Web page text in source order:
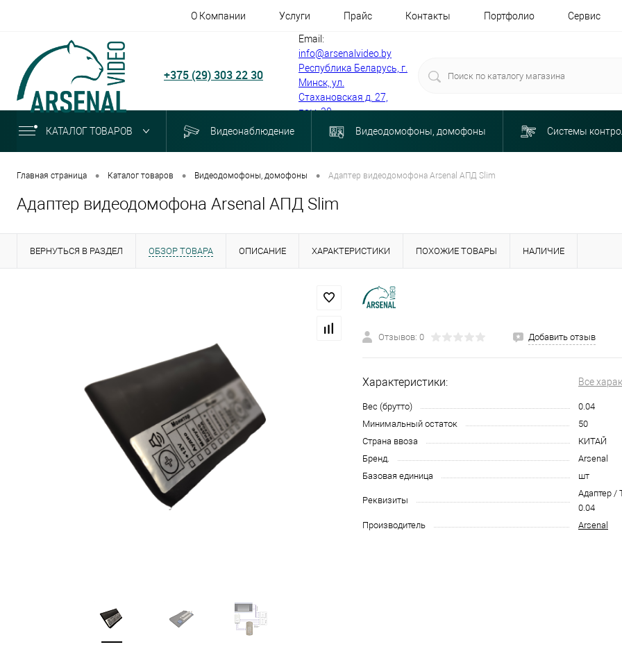
О Компании Услуги Прайс Контакты Портфолио Сервис
+375 (29) 303 22 30
Email:
info@arsenalvideo.by
Республика Беларусь, г.
Минск, ул.
Стахановская д. 27,
пом. 30
КАТАЛОГ ТОВАРОВ Видеонаблюдение Видеодомофоны, домофоны Системы
Главная страница • Каталог товаров • Видеодомофоны, домофоны • Адаптер видеодомофона Arsenal АПД Slim
Адаптер видеодомофона Arsenal АПД Slim
ВЕРНУТЬСЯ В РАЗДЕЛ ОБЗОР ТОВАРА ОПИСАНИЕ ХАРАКТЕРИСТИКИ ПОХОЖИЕ ТОВАРЫ НАЛИЧИЕ
Отзывов: 0 Добавить отзыв
Характеристики: Все
Вес (брутто)
0.04
Минимальный остаток
50
Страна ввоза
КИТАЙ
Бренд.
Arsenal
Базовая единица
шт
Реквизиты
Адаптер /
0.04
Производитель
Arsenal